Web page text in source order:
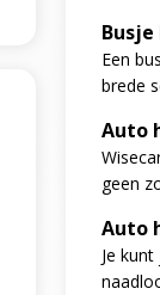
Een
brede
Auto
geen
Auto
Je